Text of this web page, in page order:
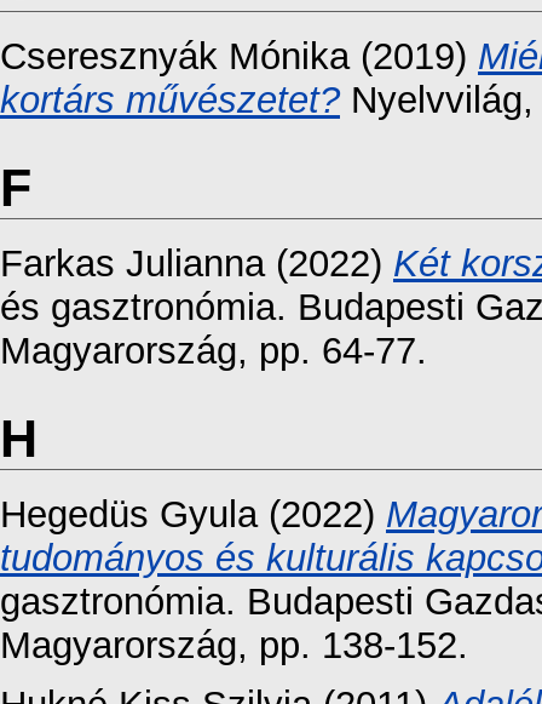
Cseresznyák Mónika(2019)
kortárs művészetet?Nyelvvilág,
F
Farkas Julianna(2022) Két
és gasztronómia. Budapesti
Magyarország, pp. 64-77.
H
Hegedüs Gyula(2022)
tudományos és kulturális
gasztronómia. Budapesti
Magyarország, pp. 138-152.